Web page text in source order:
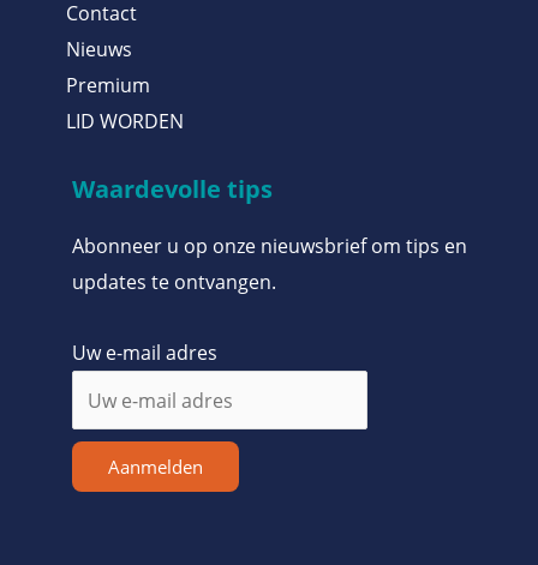
Contact
Nieuws
Premium
LID WORDEN
Waardevolle tips
Abonneer u op onze nieuwsbrief om tips en
updates te ontvangen.
Uw e-mail adres
Aanmelden